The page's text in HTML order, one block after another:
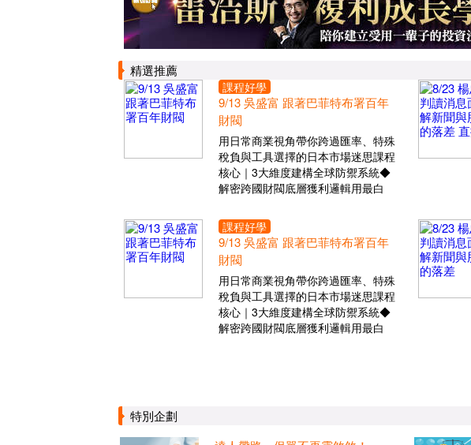
精選推薦
課程好學
9/13 吳盛富 跟著巴菲特布署百年
財閥
用日常商業視角帶你跨過匯率、特殊
稅負與工具選擇的日本市場迷思課程
核心｜3大維度建構全球防禦系統◆
解密跨國財閥底層獲利邏輯用最白
課程好學
9/13 吳盛富 跟著巴菲特布署百年
財閥
用日常商業視角帶你跨過匯率、特殊
稅負與工具選擇的日本市場迷思課程
核心｜3大維度建構全球防禦系統◆
解密跨國財閥底層獲利邏輯用最白
特別企劃